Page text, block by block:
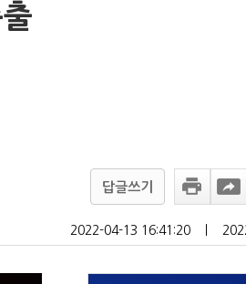
답글쓰기
2022-04-13 16:41:20